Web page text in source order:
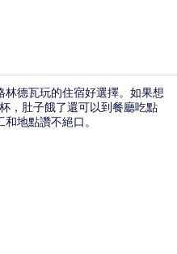
德瓦玩的住宿好選擇。如果想
，肚子餓了還可以到餐廳吃點
地點讚不絕口。